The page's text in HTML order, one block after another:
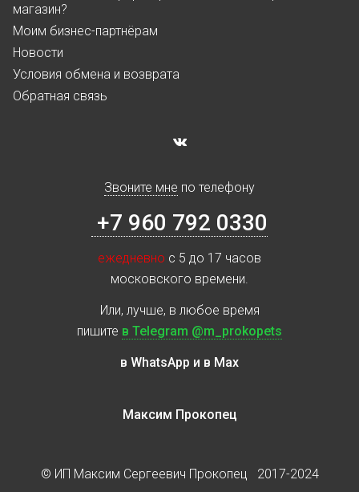
магазин?
Моим бизнес-партнёрам
Новости
Условия обмена и возврата
Обратная связь
Звоните мне по телефону
+7 960 792 0330
ежедневно с 5 до 17 часов
московского времени.
Или, лучше, в любое время
пишите в Telegram @m_prokopets
в WhatsApp и в Max
Максим Прокопец
© ИП Максим Сергеевич Прокопец 2017-2024